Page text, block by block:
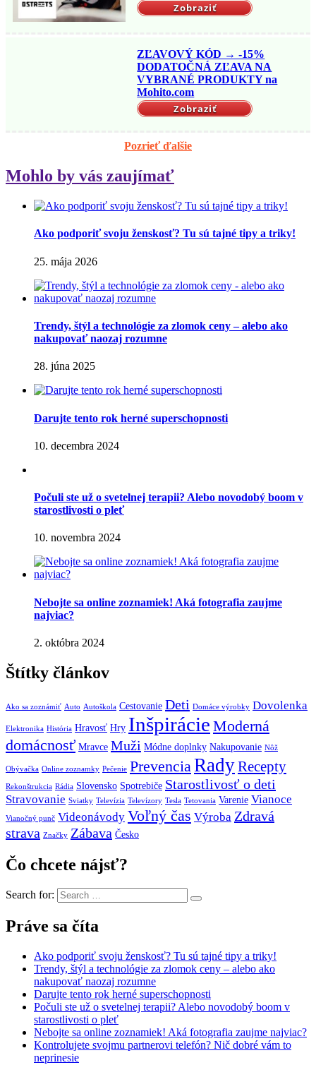
Zobraziť
ZĽAVOVÝ KÓD → -15%
DODATOČNÁ ZĽAVA NA
VYBRANÉ PRODUKTY na
Mohito.com
Zobraziť
Pozrieť ďalšie
Mohlo by vás zaujímať
Ako podporiť svoju ženskosť? Tu sú tajné tipy a triky!
25. mája 2026
Trendy, štýl a technológie za zlomok ceny – alebo ako
nakupovať naozaj rozumne
28. júna 2025
Darujte tento rok herné superschopnosti
10. decembra 2024
Počuli ste už o svetelnej terapii? Alebo novodobý boom v
starostlivosti o pleť
10. novembra 2024
Nebojte sa online zoznamiek! Aká fotografia zaujme
najviac?
2. októbra 2024
Štítky článkov
Ako sa zoznámiť Auto Autoškola Cestovanie Deti Domáce výrobky Dovolenka
Elektronika História Hravosť Hry Inšpirácie Moderná
domácnosť Mravce Muži Módne doplnky Nakupovanie Nôž
Obývačka Online zoznamky Pečenie Prevencia RadyRecepty
Rekonštrukcia Rádia Slovensko Spotrebiče Starostlivosť o deti
Stravovanie Sviatky Televízia Televízory Tesla Tetovania Varenie Vianoce
Vianočný punč Videonávody Voľný čas Výroba Zdravá
strava Značky Zábava Česko
Čo chcete nájsť?
Search for:
Práve sa číta
Ako podporiť svoju ženskosť? Tu sú tajné tipy a triky!
Trendy, štýl a technológie za zlomok ceny – alebo ako
nakupovať naozaj rozumne
Darujte tento rok herné superschopnosti
Počuli ste už o svetelnej terapii? Alebo novodobý boom v
starostlivosti o pleť
Nebojte sa online zoznamiek! Aká fotografia zaujme najviac?
Kontrolujete svojmu partnerovi telefón? Nič dobré vám to
neprinesie